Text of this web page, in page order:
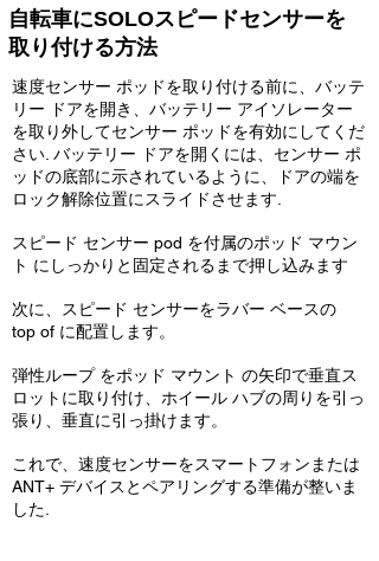
自転車にSOLOスピードセンサーを
取り付ける方法
速度センサー ポッドを取り付ける前に、バッテ
リー ドアを開き、バッテリー アイソレーター
を取り外してセンサー ポッドを有効にしてくだ
さい. バッテリー ドアを開くには、センサー ポ
ッドの底部に示されているように、ドアの端を
ロック解除位置にスライドさせます.
スピード センサー pod を付属のポッド マウン
ト にしっかりと固定されるまで押し込みます
次に、スピード センサーをラバー ベースの
top of に配置します。
弾性ループ をポッド マウント の矢印で垂直ス
ロットに取り付け、ホイール ハブの周りを引っ
張り、垂直に引っ掛けます。
これで、速度センサーをスマートフォンまたは
ANT+ デバイスとペアリングする準備が整いま
した.